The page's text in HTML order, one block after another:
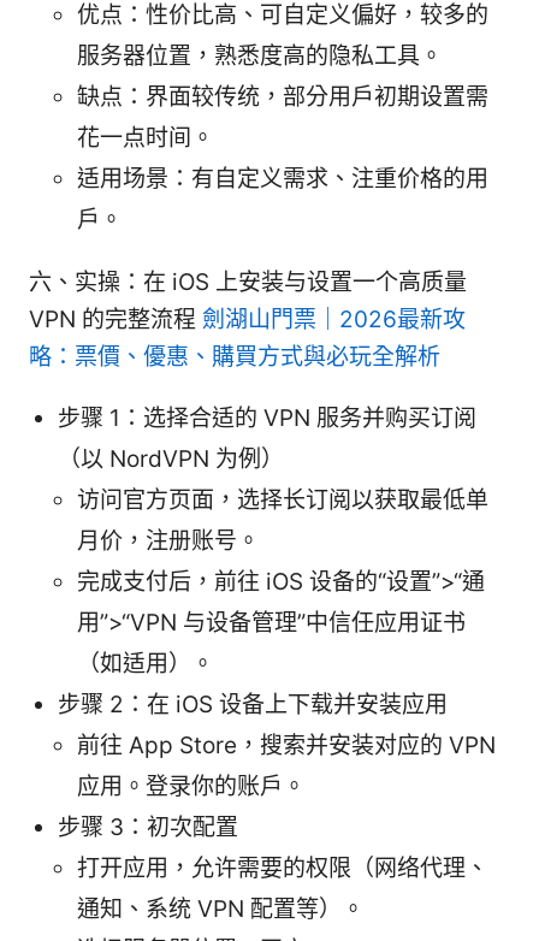
优点：性价比高、可自定义偏好，较多的
服务器位置，熟悉度高的隐私工具。
缺点：界面较传统，部分用户初期设置需
花一点时间。
适用场景：有自定义需求、注重价格的用
户。
六、实操：在 iOS 上安装与设置一个高质量
VPN 的完整流程 劍湖山門票｜2026最新攻
略：票價、優惠、購買方式與必玩全解析
步骤 1：选择合适的 VPN 服务并购买订阅
（以 NordVPN 为例）
访问官方页面，选择长订阅以获取最低单
月价，注册账号。
完成支付后，前往 iOS 设备的“设置”>“通
用”>“VPN 与设备管理”中信任应用证书
（如适用）。
步骤 2：在 iOS 设备上下载并安装应用
前往 App Store，搜索并安装对应的 VPN
应用。登录你的账户。
步骤 3：初次配置
打开应用，允许需要的权限（网络代理、
通知、系统 VPN 配置等）。